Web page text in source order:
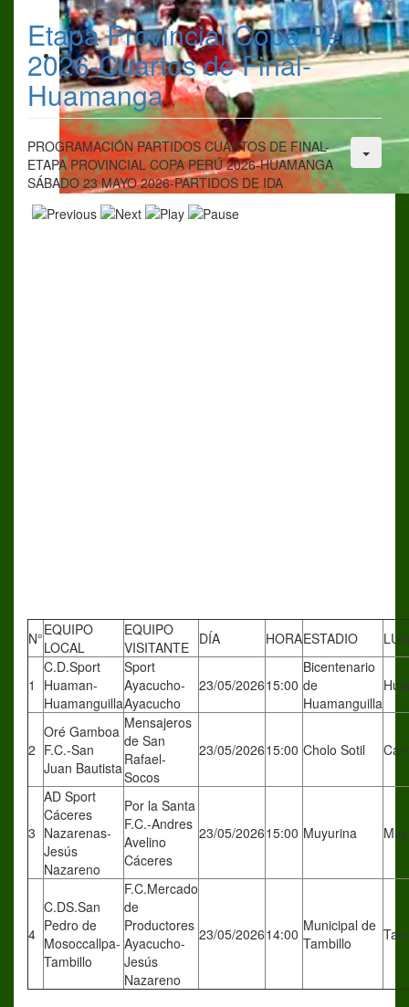
Etapa Provincial Copa Perú
2026-Cuartos de Final-
Huamanga
PROGRAMACIÓN PARTIDOS CUARTOS DE FINAL-
ETAPA PROVINCIAL COPA PERÚ 2026-HUAMANGA
SÁBADO 23 MAYO 2026-PARTIDOS DE IDA
N°EQUIPO
LOCAL
EQUIPO
VISITANTE DÍA HORAESTADIO
1
C.D.Sport
Huaman-
Huamanguilla
Sport
Ayacucho-
Ayacucho
23/05/202615:00
Bicentenario
de
Huamanguilla
2
Oré Gamboa
F.C.-San
Juan Bautista
Mensajeros
de San
Rafael-
Socos
23/05/202615:00 Cholo Sotil
3
AD Sport
Cáceres
Nazarenas-
Jesús
Nazareno
Por la Santa
F.C.-Andres
Avelino
Cáceres
23/05/202615:00 Muyurina
4
C.DS.San
Pedro de
Mosoccallpa-
Tambillo
F.C.Mercado
de
Productores
Ayacucho-
Jesús
Nazareno
23/05/202614:00 Municipal de
Tambillo